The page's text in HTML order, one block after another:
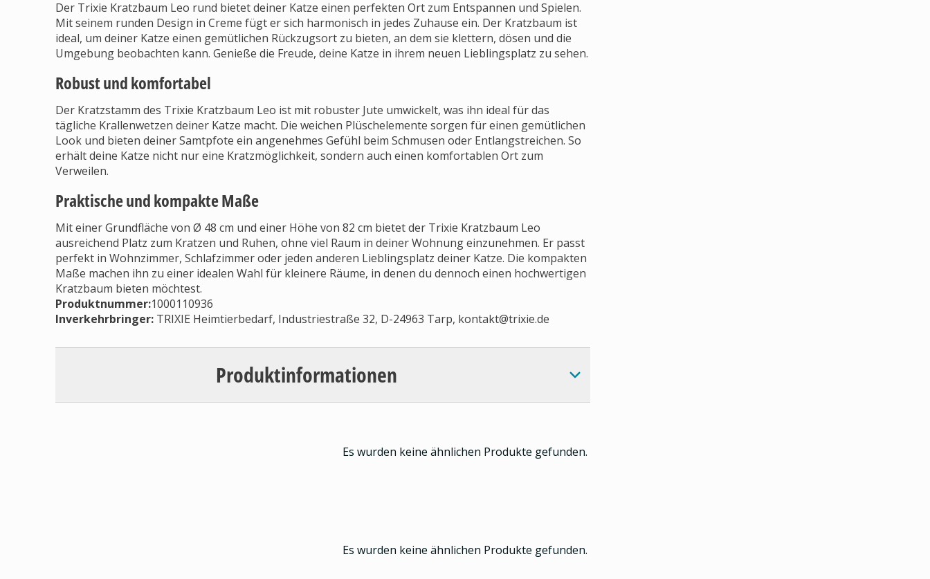
Der Trixie Kratzbaum Leo rund bietet deiner Katze einen perfekten Ort zum Entspannen und Spielen.
Mit seinem runden Design in Creme fügt er sich harmonisch in jedes Zuhause ein. Der Kratzbaum ist
ideal, um deiner Katze einen gemütlichen Rückzugsort zu bieten, an dem sie klettern, dösen und die
Umgebung beobachten kann. Genieße die Freude, deine Katze in ihrem neuen Lieblingsplatz zu sehen.
Robust und komfortabel
Der Kratzstamm des Trixie Kratzbaum Leo ist mit robuster Jute umwickelt, was ihn ideal für das
tägliche Krallenwetzen deiner Katze macht. Die weichen Plüschelemente sorgen für einen gemütlichen
Look und bieten deiner Samtpfote ein angenehmes Gefühl beim Schmusen oder Entlangstreichen. So
erhält deine Katze nicht nur eine Kratzmöglichkeit, sondern auch einen komfortablen Ort zum
Verweilen.
Praktische und kompakte Maße
Mit einer Grundfläche von Ø 48 cm und einer Höhe von 82 cm bietet der Trixie Kratzbaum Leo
ausreichend Platz zum Kratzen und Ruhen, ohne viel Raum in deiner Wohnung einzunehmen. Er passt
perfekt in Wohnzimmer, Schlafzimmer oder jeden anderen Lieblingsplatz deiner Katze. Die kompakten
Maße machen ihn zu einer idealen Wahl für kleinere Räume, in denen du dennoch einen hochwertigen
Kratzbaum bieten möchtest.
Produktnummer:1000110936
Inverkehrbringer: TRIXIE Heimtierbedarf, Industriestraße 32, D-24963 Tarp, kontakt@trixie.de
Produktinformationen
Es wurden keine ähnlichen Produkte gefunden.
Es wurden keine ähnlichen Produkte gefunden.